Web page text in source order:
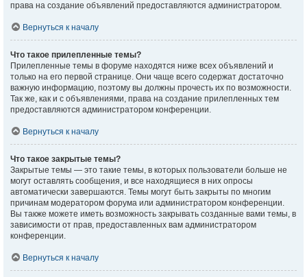
права на создание объявлений предоставляются администратором.
Вернуться к началу
Что такое прилепленные темы?
Прилепленные темы в форуме находятся ниже всех объявлений и
только на его первой странице. Они чаще всего содержат достаточно
важную информацию, поэтому вы должны прочесть их по возможности.
Так же, как и с объявлениями, права на создание прилепленных тем
предоставляются администратором конференции.
Вернуться к началу
Что такое закрытые темы?
Закрытые темы — это такие темы, в которых пользователи больше не
могут оставлять сообщения, и все находящиеся в них опросы
автоматически завершаются. Темы могут быть закрыты по многим
причинам модератором форума или администратором конференции.
Вы также можете иметь возможность закрывать созданные вами темы, в
зависимости от прав, предоставленных вам администратором
конференции.
Вернуться к началу